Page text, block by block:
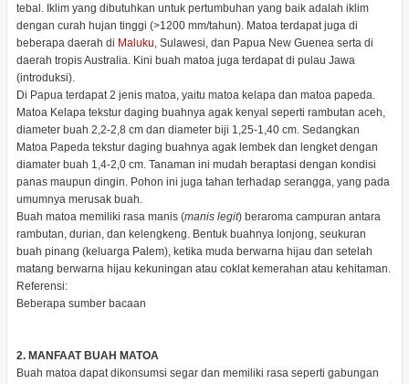
tebal. Iklim yang dibutuhkan untuk pertumbuhan yang baik adalah iklim
dengan curah hujan tinggi (>1200 mm/tahun). Matoa terdapat juga di
beberapa daerah di Maluku, Sulawesi, dan Papua New Guenea serta di
daerah tropis Australia. Kini buah matoa juga terdapat di pulau Jawa
(introduksi).
Di Papua terdapat 2 jenis matoa, yaitu matoa kelapa dan matoa papeda.
Matoa Kelapa tekstur daging buahnya agak kenyal seperti rambutan aceh,
diameter buah 2,2-2,8 cm dan diameter biji 1,25-1,40 cm. Sedangkan
Matoa Papeda tekstur daging buahnya agak lembek dan lengket dengan
diamater buah 1,4-2,0 cm. Tanaman ini mudah beraptasi dengan kondisi
panas maupun dingin. Pohon ini juga tahan terhadap serangga, yang pada
umumnya merusak buah.
Buah matoa memiliki rasa manis (manis legit) beraroma campuran antara
rambutan, durian, dan kelengkeng. Bentuk buahnya lonjong, seukuran
buah pinang (keluarga Palem), ketika muda berwarna hijau dan setelah
matang berwarna hijau kekuningan atau coklat kemerahan atau kehitaman.
Referensi:
Beberapa sumber bacaan
2. MANFAAT BUAH MATOA
Buah matoa dapat dikonsumsi segar dan memiliki rasa seperti gabungan